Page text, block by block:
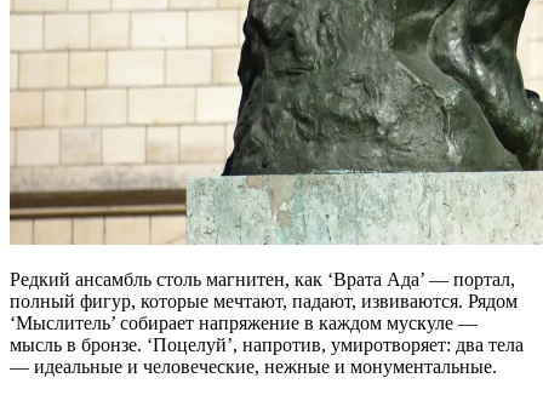
Редкий ансамбль столь магнитен, как ‘Врата Ада’ — портал,
полный фигур, которые мечтают, падают, извиваются. Рядом
‘Мыслитель’ собирает напряжение в каждом мускуле —
мысль в бронзе. ‘Поцелуй’, напротив, умиротворяет: два тела
— идеальные и человеческие, нежные и монументальные.